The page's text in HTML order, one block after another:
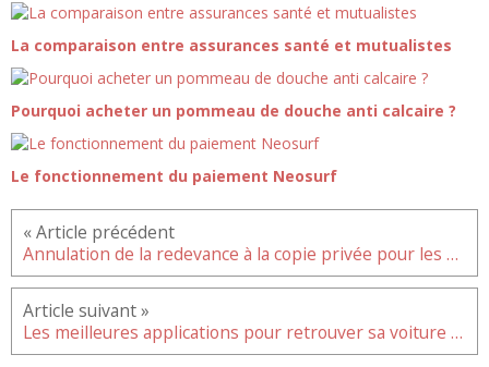
La comparaison entre assurances santé et mutualistes
Pourquoi acheter un pommeau de douche anti calcaire ?
Le fonctionnement du paiement Neosurf
Annulation de la redevance à la copie privée pour les Smartphones reconditionnés
Les meilleures applications pour retrouver sa voiture en stationnement